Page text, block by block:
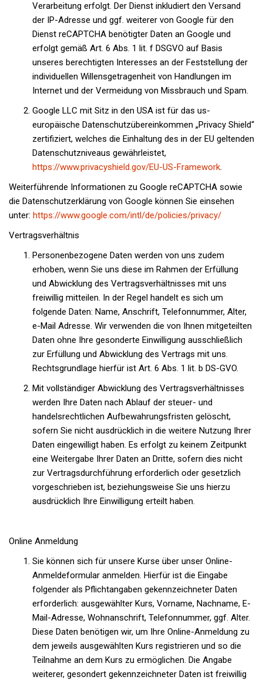
Verarbeitung erfolgt. Der Dienst inkludiert den Versand
der IP-Adresse und ggf. weiterer von Google für den
Dienst reCAPTCHA benötigter Daten an Google und
erfolgt gemäß Art. 6 Abs. 1 lit. f DSGVO auf Basis
unseres berechtigten Interesses an der Feststellung der
individuellen Willensgetragenheit von Handlungen im
Internet und der Vermeidung von Missbrauch und Spam.
Google LLC mit Sitz in den USA ist für das us-
europäische Datenschutzübereinkommen „Privacy Shield“
zertifiziert, welches die Einhaltung des in der EU geltenden
Datenschutzniveaus gewährleistet,
https://www.privacyshield.gov/EU-US-Framework.
Weiterführende Informationen zu Google reCAPTCHA sowie
die Datenschutzerklärung von Google können Sie einsehen
unter: https://www.google.com/intl/de/policies/privacy/
Vertragsverhältnis
Personenbezogene Daten werden von uns zudem
erhoben, wenn Sie uns diese im Rahmen der Erfüllung
und Abwicklung des Vertragsverhältnisses mit uns
freiwillig mitteilen. In der Regel handelt es sich um
folgende Daten: Name, Anschrift, Telefonnummer, Alter,
e-Mail Adresse. Wir verwenden die von Ihnen mitgeteilten
Daten ohne Ihre gesonderte Einwilligung ausschließlich
zur Erfüllung und Abwicklung des Vertrags mit uns.
Rechtsgrundlage hierfür ist Art. 6 Abs. 1 lit. b DS-GVO.
Mit vollständiger Abwicklung des Vertragsverhältnisses
werden Ihre Daten nach Ablauf der steuer- und
handelsrechtlichen Aufbewahrungsfristen gelöscht,
sofern Sie nicht ausdrücklich in die weitere Nutzung Ihrer
Daten eingewilligt haben. Es erfolgt zu keinem Zeitpunkt
eine Weitergabe Ihrer Daten an Dritte, sofern dies nicht
zur Vertragsdurchführung erforderlich oder gesetzlich
vorgeschrieben ist, beziehungsweise Sie uns hierzu
ausdrücklich Ihre Einwilligung erteilt haben.
Online Anmeldung
Sie können sich für unsere Kurse über unser Online-
Anmeldeformular anmelden. Hierfür ist die Eingabe
folgender als Pflichtangaben gekennzeichneter Daten
erforderlich: ausgewählter Kurs, Vorname, Nachname, E-
Mail-Adresse, Wohnanschrift, Telefonnummer, ggf. Alter.
Diese Daten benötigen wir, um Ihre Online-Anmeldung zu
dem jeweils ausgewählten Kurs registrieren und so die
Teilnahme an dem Kurs zu ermöglichen. Die Angabe
weiterer, gesondert gekennzeichneter Daten ist freiwillig